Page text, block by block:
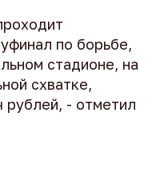
по борьбе,
стадионе, на
схватке,
рублей, - отметил